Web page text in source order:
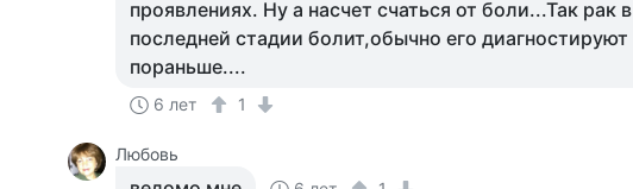
проявлениях. Ну а насчет счаться от боли...Так рак в
последней стадии болит,обычно его диагностируют
пораньше....
6 лет 1
Любовь